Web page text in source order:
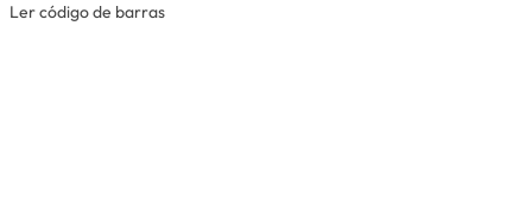
Ler código de barras